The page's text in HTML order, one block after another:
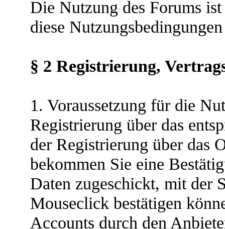
Die Nutzung des Forums
diese
§ 2 Registrierung,
1. Voraussetzung für die
Registrierung über das
der Registrierung über das
bekommen Sie eine
Daten zugeschickt, mit der
Mouseclick bestätigen
Accounts durch den